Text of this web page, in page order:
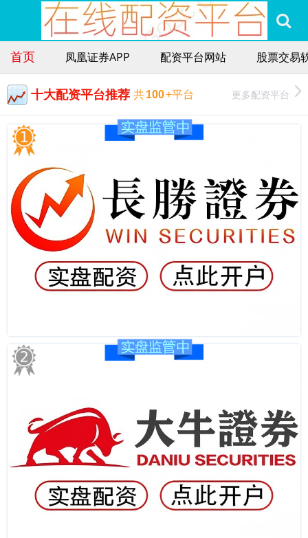
首页 凤凰证券APP 配资平台网站 股票交易
十大配资平台推荐 共100+平台 更多配资平台